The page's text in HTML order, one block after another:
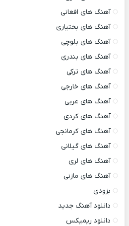
آهنگ های افغانی
آهنگ های بختیاری
آهنگ های بلوچی
آهنگ های بندری
آهنگ های ترکی
آهنگ های خارجی
آهنگ های عربی
آهنگ های کردی
آهنگ های کرمانجی
آهنگ های گیلانی
آهنگ های لری
آهنگ های مازنی
بزودی
دانلود آهنگ جدید
دانلود ریمیکس